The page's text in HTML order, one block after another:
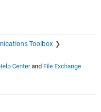
Toolbox
Centerand File Exchange